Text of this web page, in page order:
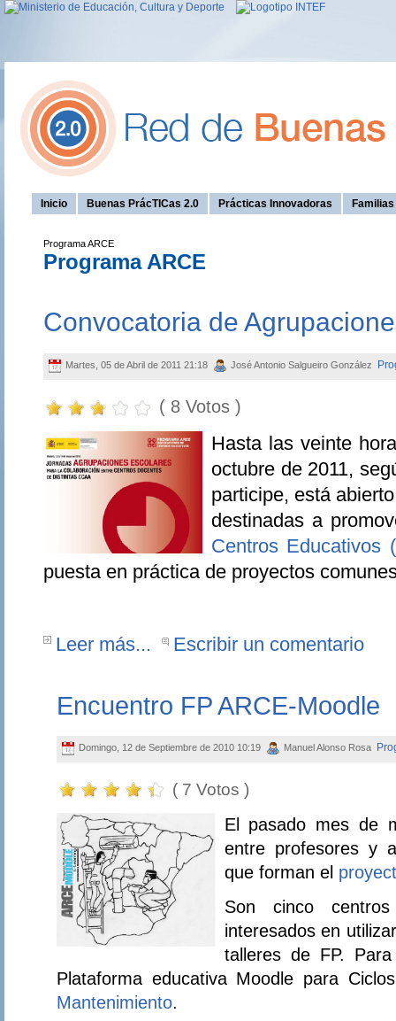
Inicio Buenas PrácTICas 2.0 Prácticas Innovadoras
Programa ARCE
Programa ARCE
Convocatoria de
Martes, 05 de Abril de 2011 21:18 José Antonio Salgueiro González
( 8 Votos )
Hasta las veinte
octubre de 2011,
participe, está
destinadas a
Centros Educativos
puesta en práctica de proyectos
Leer más... Escribir un comentario
Encuentro FP ARCE-Moodle
Domingo, 12 de Septiembre de 2010 10:19 Manuel Alonso Rosa
( 7 Votos )
El pasado mes de
entre profesores y
que forman el
Son cinco
interesados en
talleres de FP.
Plataforma educativa Moodle para
Mantenimiento.